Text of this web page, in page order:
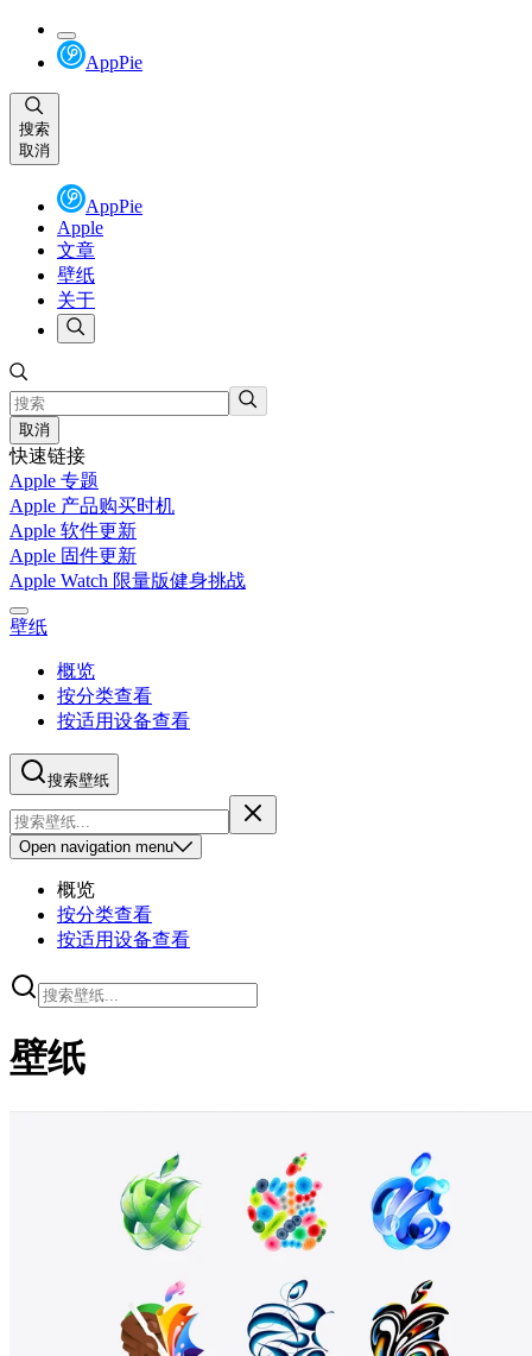
AppPie
搜索
取消
AppPie
Apple
文章
壁纸
关于
取消
快速链接
Apple 专题
Apple 产品购买时机
Apple 软件更新
Apple 固件更新
Apple Watch 限量版健身挑战
壁纸
概览
按分类查看
按适用设备查看
搜索壁纸
Open navigation menu
概览
按分类查看
按适用设备查看
壁纸